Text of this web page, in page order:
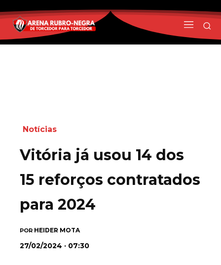
Notícias
Vitória já usou 14 dos
15 reforços contratados
para 2024
POR HEIDER MOTA
27/02/2024 · 07:30